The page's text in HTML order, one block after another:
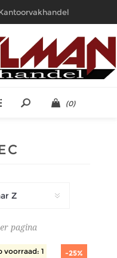
(0)
pagina
-25%
voorraad: 1